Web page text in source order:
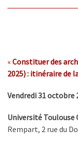
« Constituer des
2025) : itinéraire de
Vendredi 31 octobre
Université Toulouse
Rempart, 2 rue du